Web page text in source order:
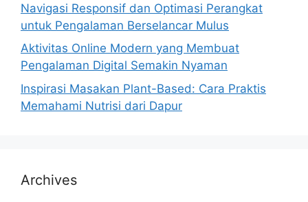
Navigasi Responsif dan Optimasi Perangkat
untuk Pengalaman Berselancar Mulus
Aktivitas Online Modern yang Membuat
Pengalaman Digital Semakin Nyaman
Inspirasi Masakan Plant-Based: Cara Praktis
Memahami Nutrisi dari Dapur
Archives